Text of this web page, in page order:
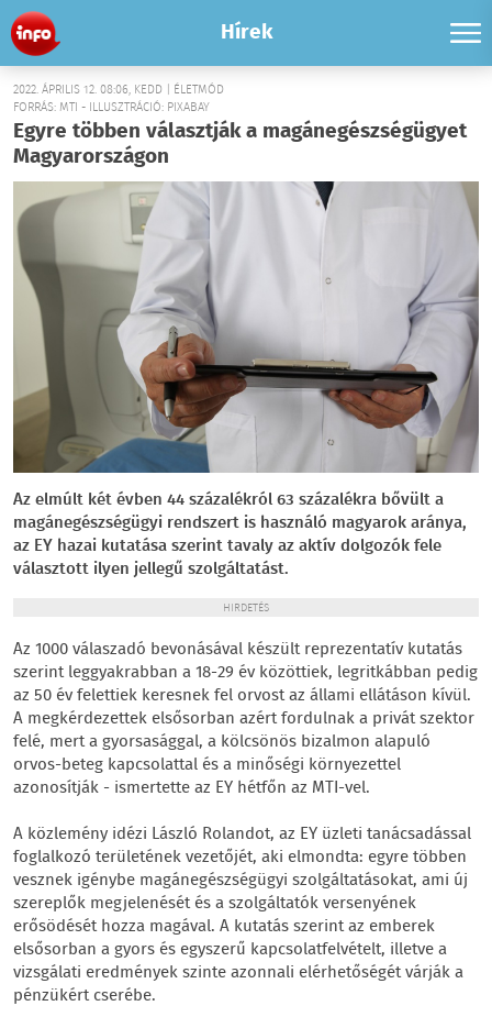
Hírek
2022. ÁPRILIS 12. 08:06, KEDD | ÉLETMÓD
FORRÁS: MTI - ILLUSZTRÁCIÓ: PIXABAY
Egyre többen választják a magánegészségügyet
Magyarországon
Az elmúlt két évben 44 százalékról 63 százalékra bővült a
magánegészségügyi rendszert is használó magyarok aránya,
az EY hazai kutatása szerint tavaly az aktív dolgozók fele
választott ilyen jellegű szolgáltatást.
HIRDETÉS
Az 1000 válaszadó bevonásával készült reprezentatív kutatás
szerint leggyakrabban a 18-29 év közöttiek, legritkábban pedig
az 50 év felettiek keresnek fel orvost az állami ellátáson kívül.
A megkérdezettek elsősorban azért fordulnak a privát szektor
felé, mert a gyorsasággal, a kölcsönös bizalmon alapuló
orvos-beteg kapcsolattal és a minőségi környezettel
azonosítják - ismertette az EY hétfőn az MTI-vel.
A közlemény idézi László Rolandot, az EY üzleti tanácsadással
foglalkozó területének vezetőjét, aki elmondta: egyre többen
vesznek igénybe magánegészségügyi szolgáltatásokat, ami új
szereplők megjelenését és a szolgáltatók versenyének
erősödését hozza magával. A kutatás szerint az emberek
elsősorban a gyors és egyszerű kapcsolatfelvételt, illetve a
vizsgálati eredmények szinte azonnali elérhetőségét várják a
pénzükért cserébe.